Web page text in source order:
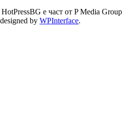
е част от P Media Group
by WPInterface.